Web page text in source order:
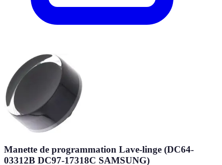
Manette de programmation Lave-linge (DC64-
03312B DC97-17318C SAMSUNG)